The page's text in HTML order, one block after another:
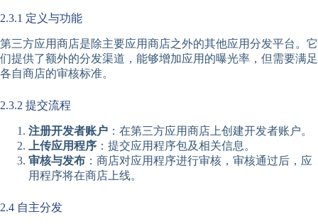
2.3.1 定义与功能
第三方应用商店是除主要应用商店之外的其他应用分发平台。它
们提供了额外的分发渠道，能够增加应用的曝光率，但需要满足
各自商店的审核标准。
2.3.2 提交流程
注册开发者账户 ：在第三方应用商店上创建开发者账户。
上传应用程序 ：提交应用程序包及相关信息。
审核与发布 ：商店对应用程序进行审核，审核通过后，应
用程序将在商店上线。
2.4 自主分发